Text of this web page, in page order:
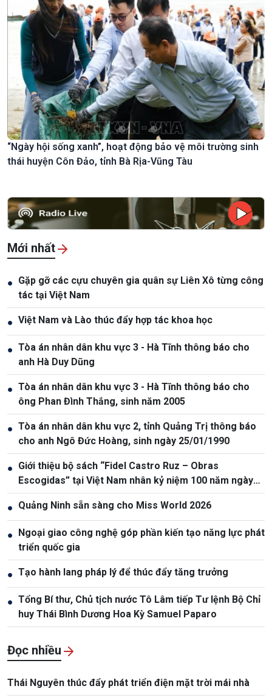
“Ngày hội sống xanh”, hoạt động bảo vệ môi trường sinh
thái huyện Côn Đảo, tỉnh Bà Rịa-Vũng Tàu
Mới nhất
● Gặp gỡ các cựu chuyên gia quân sự Liên Xô từng công
tác tại Việt Nam
● Việt Nam và Lào thúc đẩy hợp tác khoa học
● Tòa án nhân dân khu vực 3 - Hà Tĩnh thông báo cho
anh Hà Duy Dũng
● Tòa án nhân dân khu vực 3 - Hà Tĩnh thông báo cho
ông Phan Đình Thắng, sinh năm 2005
● Tòa án nhân dân khu vực 2, tỉnh Quảng Trị thông báo
cho anh Ngô Đức Hoàng, sinh ngày 25/01/1990
● Giới thiệu bộ sách “Fidel Castro Ruz – Obras
Escogidas” tại Việt Nam nhân kỷ niệm 100 năm ngày
sinh Fidel Castro
● Quảng Ninh sẵn sàng cho Miss World 2026
●
Ngoại giao công nghệ góp phần kiến tạo năng lực phát
triển quốc gia
● Tạo hành lang pháp lý để thúc đẩy tăng trưởng
● Tổng Bí thư, Chủ tịch nước Tô Lâm tiếp Tư lệnh Bộ Chỉ
huy Thái Bình Dương Hoa Kỳ Samuel Paparo
Đọc nhiều
Thái Nguyên thúc đẩy phát triển điện mặt trời mái nhà